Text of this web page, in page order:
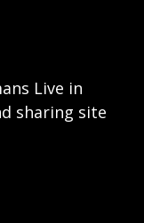
Live in
sharing site